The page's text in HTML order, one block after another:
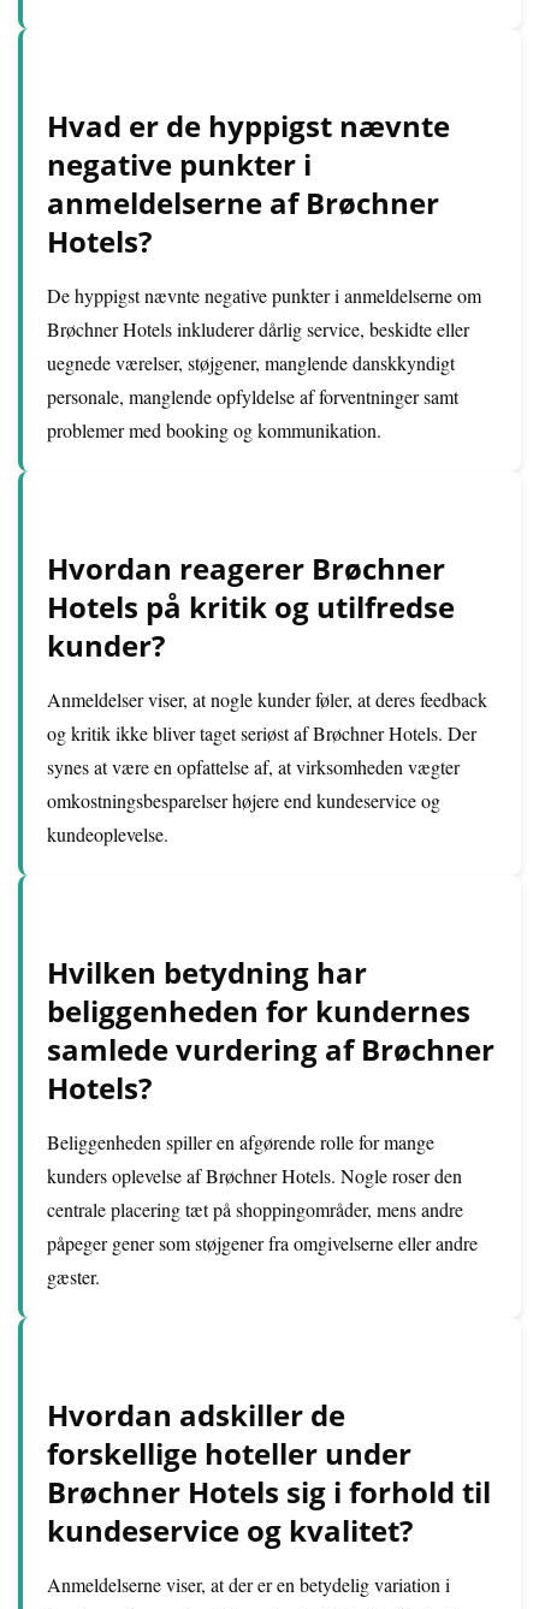
Hvad er de hyppigst nævnte
negative punkter i
anmeldelserne af Brøchner
Hotels?
De hyppigst nævnte negative punkter i anmeldelserne om
Brøchner Hotels inkluderer dårlig service, beskidte eller
uegnede værelser, støjgener, manglende danskkyndigt
personale, manglende opfyldelse af forventninger samt
problemer med booking og kommunikation.
Hvordan reagerer Brøchner
Hotels på kritik og utilfredse
kunder?
Anmeldelser viser, at nogle kunder føler, at deres feedback
og kritik ikke bliver taget seriøst af Brøchner Hotels. Der
synes at være en opfattelse af, at virksomheden vægter
omkostningsbesparelser højere end kundeservice og
kundeoplevelse.
Hvilken betydning har
beliggenheden for kundernes
samlede vurdering af Brøchner
Hotels?
Beliggenheden spiller en afgørende rolle for mange
kunders oplevelse af Brøchner Hotels. Nogle roser den
centrale placering tæt på shoppingområder, mens andre
påpeger gener som støjgener fra omgivelserne eller andre
gæster.
Hvordan adskiller de
forskellige hoteller under
Brøchner Hotels sig i forhold til
kundeservice og kvalitet?
Anmeldelserne viser, at der er en betydelig variation i